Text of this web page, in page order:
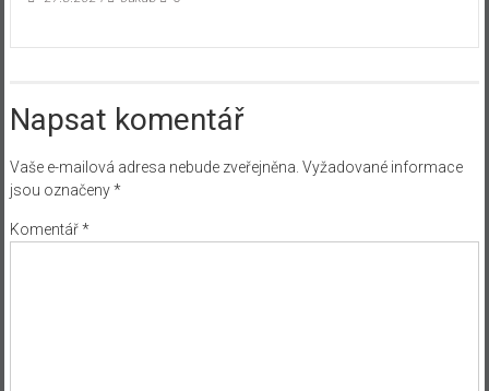
Napsat komentář
Vaše e-mailová adresa nebude zveřejněna. Vyžadované informace
jsou označeny*
Komentář*